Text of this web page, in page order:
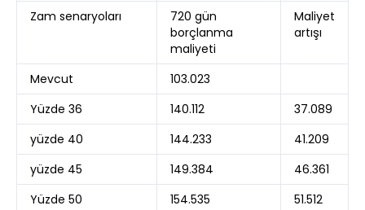
Zam senaryoları
720 gün
borçlanma
maliyeti
Maliyet
artışı
Mevcut
103.023
Yüzde 36
140.112
37.089
yüzde 40
144.233
41.209
yüzde 45
149.384
46.361
Yüzde 50
154.535 51.512